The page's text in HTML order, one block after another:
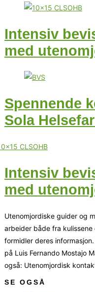
Intensiv
med
Spennende
Sola
Intensiv
med
Utenomjordiske guider og
arbeider både fra
formidler deres
på Luis Fernando Mostajo
også: Utenomjordisk
SE OGSÅ